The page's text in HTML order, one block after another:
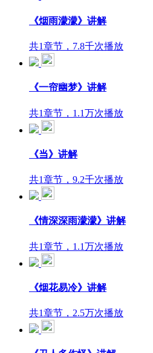
《烟雨濛濛》讲解
共1章节，7.8千次播放
《一帘幽梦》讲解
共1章节，1.1万次播放
《当》讲解
共1章节，9.2千次播放
《情深深雨濛濛》讲解
共1章节，1.1万次播放
《烟花易冷》讲解
共1章节，2.5万次播放